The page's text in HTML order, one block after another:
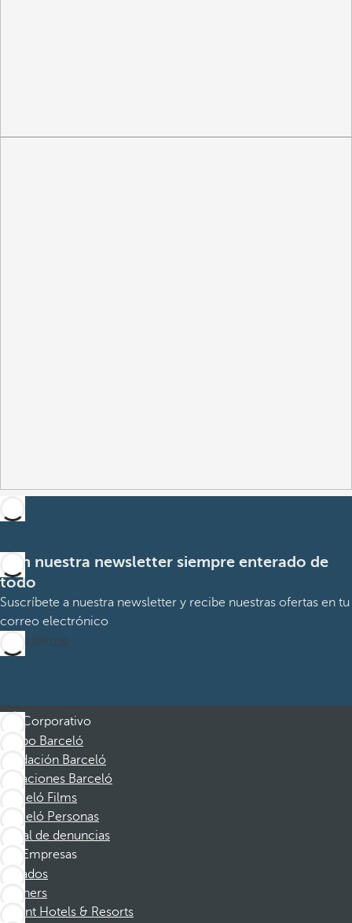
Con nuestra newsletter siempre enterado de
todo
Suscríbete a nuestra newsletter y recibe nuestras ofertas en tu
correo electrónico
Suscribirme
Corporativo
Grupo Barceló
Fundación Barceló
Vacaciones Barceló
Barceló Films
Barceló Personas
Canal de denuncias
Empresas
Afiliados
Partners
Dorint Hotels & Resorts